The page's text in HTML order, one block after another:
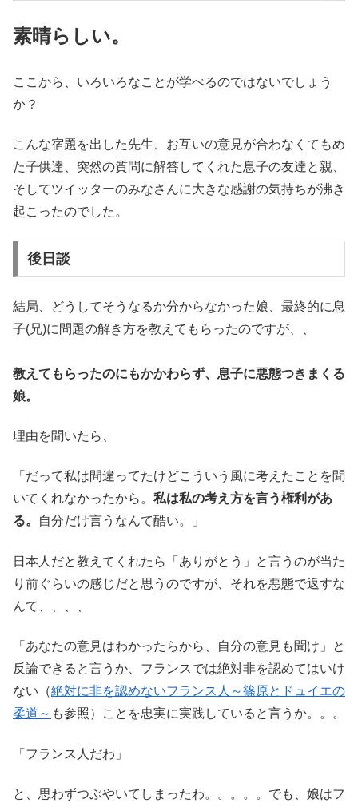
素晴らしい。
ここから、いろいろなことが学べるのではないでしょう
か？
こんな宿題を出した先生、お互いの意見が合わなくてもめ
た子供達、突然の質問に解答してくれた息子の友達と親、
そしてツイッターのみなさんに大きな感謝の気持ちが沸き
起こったのでした。
後日談
結局、どうしてそうなるか分からなかった娘、最終的に息
子(兄)に問題の解き方を教えてもらったのですが、、
教えてもらったのにもかかわらず、息子に悪態つきまくる
娘。
理由を聞いたら、
「だって私は間違ってたけどこういう風に考えたことを聞
いてくれなかったから。 私は私の考え方を言う権利があ
る。
自分だけ言うなんて酷い。」
日本人だと教えてくれたら「ありがとう」と言うのが当た
り前ぐらいの感じだと思うのですが、それを悪態で返すな
んて、、、、
「あなたの意見はわかったらから、自分の意見も聞け」と
反論できると言うか、フランスでは絶対非を認めてはいけ
ない（絶対に非を認めないフランス人～篠原とドュイエの
柔道～ も参照）ことを忠実に実践していると言うか。。。
「フランス人だわ」
と、思わずつぶやいてしまったわ。。。。。でも、娘はフ